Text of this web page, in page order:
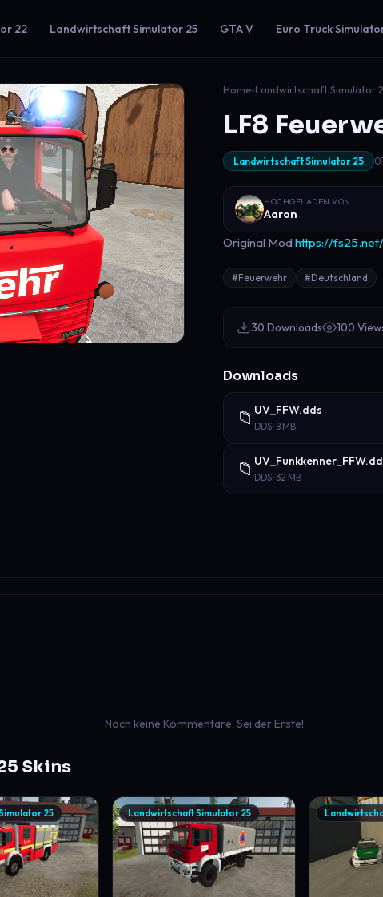
22 Landwirtschaft Simulator 25 GTA V Euro Truck
Home›Landwirtschaft Simulator
LF8
Landwirtschaft Simulator 25
HOCHGELADEN VON
Aaron
Original Modhttps://
#Feuerwehr #Deutschland
30 Downloads 100
Downloads
📁 UV_FFW.dds
DDS · 8 MB
📁 DDS · 32 MB
Noch keine Kommentare. Sei der Erste!
Skins
25 Landwirtschaft Simulator 25